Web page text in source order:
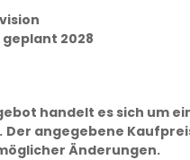
2028
handelt es sich um
Der angegebene
Änderungen.